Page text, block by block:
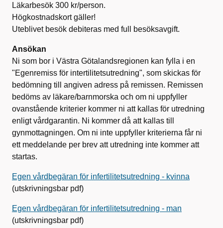
Läkarbesök 300 kr/person.
Högkostnadskort gäller!
Uteblivet besök debiteras med full besöksavgift.
Ansökan
Ni som bor i Västra Götalandsregionen kan fylla i en
"Egenremiss för intertilitetsutredning", som skickas för
bedömning till angiven adress på remissen. Remissen
bedöms av läkare/barnmorska och om ni uppfyller
ovanstående kriterier kommer ni att kallas för utredning
enligt vårdgarantin. Ni kommer då att kallas till
gynmottagningen. Om ni inte uppfyller kriterierna får ni
ett meddelande per brev att utredning inte kommer att
startas.
Egen vårdbegäran för infertilitetsutredning - kvinna
(utskrivningsbar pdf)
Egen vårdbegäran för infertilitetsutredning - man
(utskrivningsbar pdf)